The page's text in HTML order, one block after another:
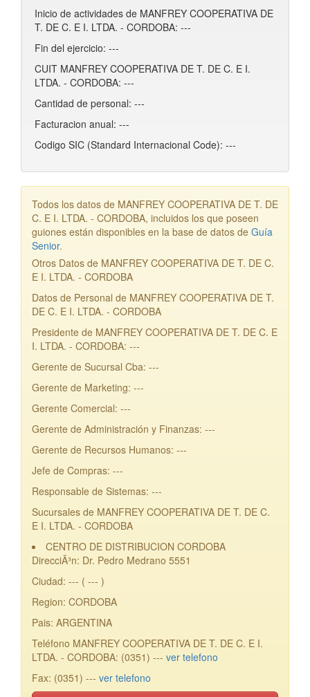
Inicio de actividades de MANFREY COOPERATIVA DE
T. DE C. E I. LTDA. - CORDOBA: ---
Fin del ejercicio: ---
CUIT MANFREY COOPERATIVA DE T. DE C. E I.
LTDA. - CORDOBA: ---
Cantidad de personal: ---
Facturacion anual: ---
Codigo SIC (Standard Internacional Code): ---
Todos los datos de MANFREY COOPERATIVA DE T. DE
C. E I. LTDA. - CORDOBA, incluidos los que poseen
guiones están disponibles en la base de datos de Guía
Senior.
Otros Datos de MANFREY COOPERATIVA DE T. DE C.
E I. LTDA. - CORDOBA
Datos de Personal de MANFREY COOPERATIVA DE T.
DE C. E I. LTDA. - CORDOBA
Presidente de MANFREY COOPERATIVA DE T. DE C. E
I. LTDA. - CORDOBA: ---
Gerente de Sucursal Cba: ---
Gerente de Marketing: ---
Gerente Comercial: ---
Gerente de Administración y Finanzas: ---
Gerente de Recursos Humanos: ---
Jefe de Compras: ---
Responsable de Sistemas: ---
Sucursales de MANFREY COOPERATIVA DE T. DE C.
E I. LTDA. - CORDOBA
CENTRO DE DISTRIBUCION CORDOBA
DirecciÃ³n: Dr. Pedro Medrano 5551
Ciudad: --- ( --- )
Region: CORDOBA
Pais: ARGENTINA
Teléfono MANFREY COOPERATIVA DE T. DE C. E I.
LTDA. - CORDOBA: (0351) --- ver telefono
Fax: (0351) --- ver telefono